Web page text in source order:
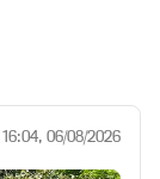
16:04, 06/08/2026